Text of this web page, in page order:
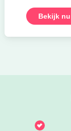
Bekijk nu